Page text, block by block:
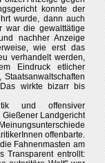
konnte der
wurde, dann auch
war die gewalttätige
nachher Anzeige
wie erst das
verhandelt werden,
Eindruck etlicher
wirkte bizarr bis
und offensiver
Gießener Landgericht
offenbarte.
Fahnenmasten am
Transparent entrollt: